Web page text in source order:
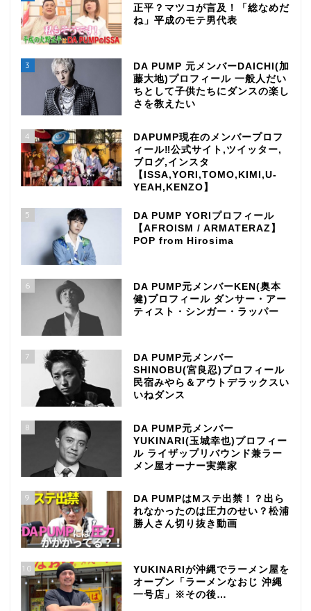
正平？マツコが言及！「総なめだ
ね」平成のモテ男代表
3
DA PUMP 元メンバーDAICHI(加
藤大地)プロフィール 一般人だい
ちとして子供たちにダンスの楽し
さを教えたい
4
DAPUMP現在のメンバープロフ
ィール‼公式サイト,ツイッター,
ブログ,インスタ
【ISSA,YORI,TOMO,KIMI,U-
YEAH,KENZO】
5
DA PUMP YORIプロフィール
【AFROISM / ARMATERAZ】
POP from Hirosima
6
DA PUMP元メンバーKEN(奥本
健)プロフィール ダンサー・アー
ティスト・シンガー・ラッパー
7
DA PUMP元メンバー
SHINOBU(宮良忍)プロフィール
民宿みやら＆アウトデラックスい
いねダンス
8
DA PUMP元メンバー
YUKINARI(玉城幸也)プロフィー
ル ライザップリバウンド兼ラー
メン屋オーナー実業家
9
DA PUMPはMステ出禁！？出ら
れなかったのは圧力のせい？松浦
勝人さん切り抜き動画
10
YUKINARIが沖縄でラーメン屋を
オープン「ラーメンなおじ 沖縄
一号店」※その後…